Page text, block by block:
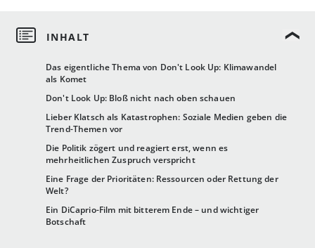
Das eigentliche Thema von Don't Look Up: Klimawandel
als Komet
Don't Look Up: Bloß nicht nach oben schauen
Lieber Klatsch als Katastrophen: Soziale Medien geben die
Trend-Themen vor
Die Politik zögert und reagiert erst, wenn es
mehrheitlichen Zuspruch verspricht
Eine Frage der Prioritäten: Ressourcen oder Rettung der
Welt?
Ein DiCaprio-Film mit bitterem Ende – und wichtiger
Botschaft